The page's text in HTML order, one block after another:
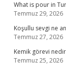
What is pour in
Temmuz 29, 2026
Koşullu sevgi ne
Temmuz 27, 2026
Kemik görevi
Temmuz 25, 2026